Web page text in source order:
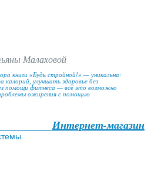
Малаховой
книги «Будь стройной!» — уникальна:
калорий, улучшать здоровье без
помощи фитнеса — всё это возможно
ожирения с помощью
Интернет-магазин